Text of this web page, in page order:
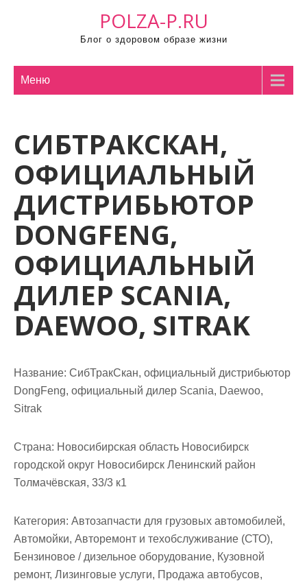
POLZA-P.RU
Блог о здоровом образе жизни
Меню
СИБТРАКСКАН,
ОФИЦИАЛЬНЫЙ
ДИСТРИБЬЮТОР
DONGFENG,
ОФИЦИАЛЬНЫЙ
ДИЛЕР SCANIA,
DAEWOO, SITRAK
Название: СибТракСкан, официальный дистрибьютор
DongFeng, официальный дилер Scania, Daewoo,
Sitrak
Страна: Новосибирская область Новосибирск
городской округ Новосибирск Ленинский район
Толмачёвская, 33/3 к1
Категория: Автозапчасти для грузовых автомобилей,
Автомойки, Авторемонт и техобслуживание (СТО),
Бензиновое / дизельное оборудование, Кузовной
ремонт, Лизинговые услуги, Продажа автобусов,